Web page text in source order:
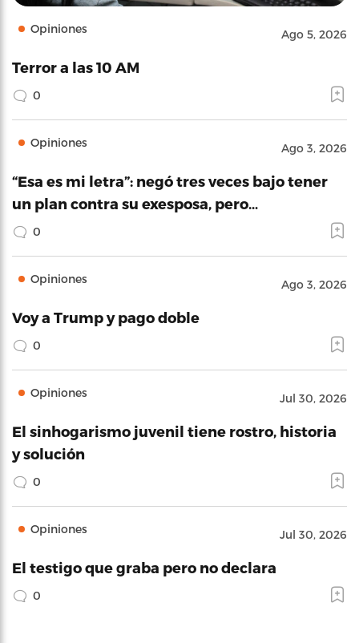
Opiniones Ago 5, 2026
Terror a las 10 AM
0
Opiniones Ago 3, 2026
“Esa es mi letra”: negó tres veces bajo tener
un plan contra su exesposa, pero…
0
Opiniones Ago 3, 2026
Voy a Trump y pago doble
0
Opiniones Jul 30, 2026
El sinhogarismo juvenil tiene rostro, historia
y solución
0
Opiniones Jul 30, 2026
El testigo que graba pero no declara
0